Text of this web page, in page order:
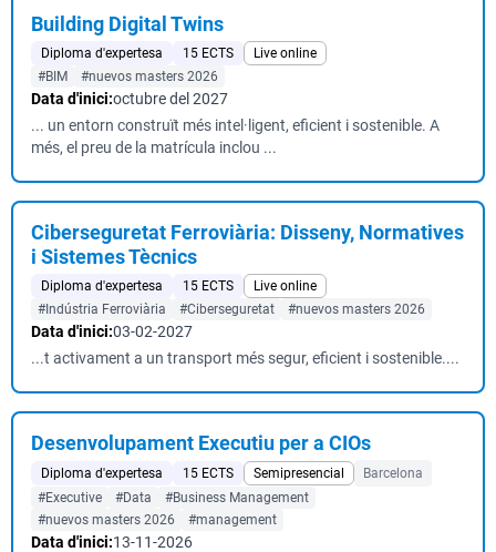
Building Digital Twins
Diploma d'expertesa 15 ECTS
Live online
#BIM
#nuevos masters 2026
Data d'inici:octubre del 2027
... un entorn construït més intel·ligent, eficient i sostenible. A
més, el preu de la matrícula inclou ...
Ciberseguretat Ferroviària: Disseny, Normatives
i Sistemes Tècnics
Diploma d'expertesa 15 ECTS
Live online
#Indústria Ferroviària
#Ciberseguretat #nuevos masters 2026
Data d'inici:03-02-2027
...t activament a un transport més segur, eficient i sostenible....
Desenvolupament Executiu per a CIOs
Diploma d'expertesa 15 ECTS Semipresencial
Barcelona
#Executive
#Data
#Business Management
#nuevos masters 2026
#management
Data d'inici:13-11-2026